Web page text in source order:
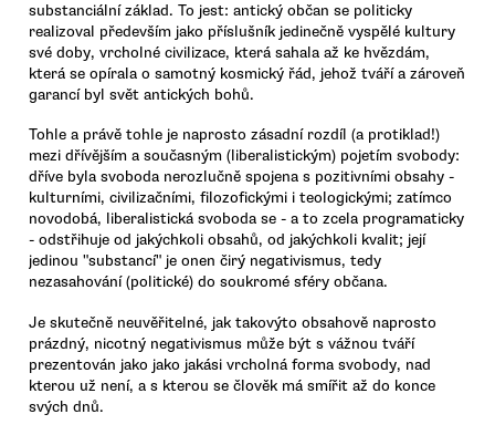
substanciální základ. To jest: antický občan se politicky
realizoval především jako příslušník jedinečně vyspělé kultury
své doby, vrcholné civilizace, která sahala až ke hvězdám,
která se opírala o samotný kosmický řád, jehož tváří a zároveň
garancí byl svět antických bohů.
Tohle a právě tohle je naprosto zásadní rozdíl (a protiklad!)
mezi dřívějším a současným (liberalistickým) pojetím svobody:
dříve byla svoboda nerozlučně spojena s pozitivními obsahy -
kulturními, civilizačními, filozofickými i teologickými; zatímco
novodobá, liberalistická svoboda se - a to zcela programaticky
- odstřihuje od jakýchkoli obsahů, od jakýchkoli kvalit; její
jedinou "substancí" je onen čirý negativismus, tedy
nezasahování (politické) do soukromé sféry občana.
Je skutečně neuvěřitelné, jak takovýto obsahově naprosto
prázdný, nicotný negativismus může být s vážnou tváří
prezentován jako jako jakási vrcholná forma svobody, nad
kterou už není, a s kterou se člověk má smířit až do konce
svých dnů.